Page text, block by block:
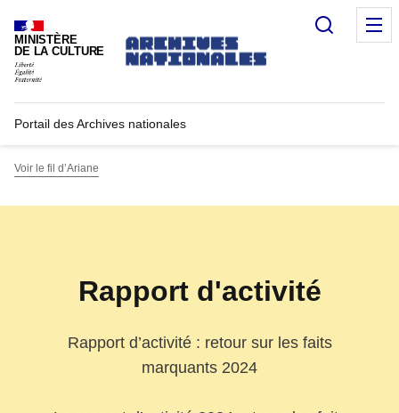
MINISTÈRE
DE LA CULTURE
Portail des Archives nationales
Voir le fil d’Ariane
Rapport d'activité
Rapport d’activité : retour sur les faits
marquants 2024